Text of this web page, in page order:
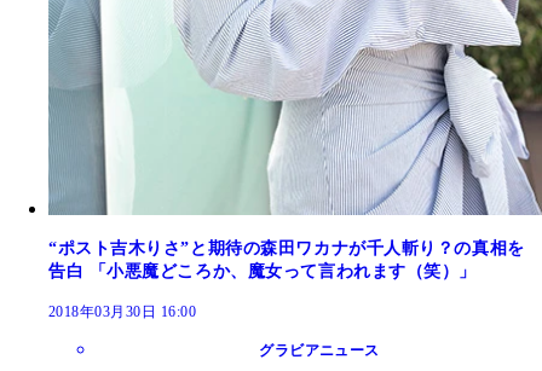
“ポスト吉木りさ”と期待の森田ワカナが千人斬り？の真相を
告白 「小悪魔どころか、魔女って言われます（笑）」
2018年03月30日 16:00
グラビアニュース